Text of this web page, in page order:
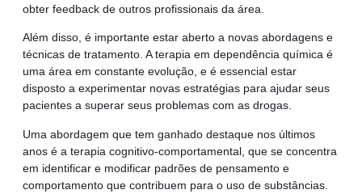
obter feedback de outros profissionais da área.
Além disso, é importante estar aberto a novas abordagens e
técnicas de tratamento. A terapia em dependência química é
uma área em constante evolução, e é essencial estar
disposto a experimentar novas estratégias para ajudar seus
pacientes a superar seus problemas com as drogas.
Uma abordagem que tem ganhado destaque nos últimos
anos é a terapia cognitivo-comportamental, que se concentra
em identificar e modificar padrões de pensamento e
comportamento que contribuem para o uso de substâncias.